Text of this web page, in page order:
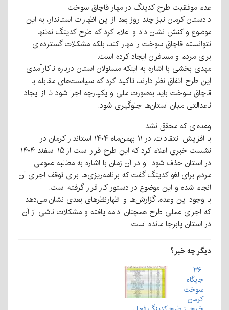
عدم موفقیت طرح کدینگ در مهار قاچاق سوخت
دادستان کرمان نیز چند روز بعد از این اظهارات استاندار، به این
موضوع واکنش نشان داد و اعلام کرد که طرح کدینگ نه‌تنها
نتوانسته قاچاق سوخت را مهار کند، بلکه مشکلات گسترده‌ای
برای مردم و مسافران ایجاد کرده است.
مهدی بخشی با اشاره به اینکه مسئولان استان درباره ناکارآمدی
این طرح اتفاق نظر دارند، تأکید کرد که سیاست‌های مقابله با
قاچاق سوخت باید به‌صورت ملی و یکپارچه اجرا شود تا از ایجاد
ناعدالتی میان استان‌ها جلوگیری شود.
وعده‌ای که محقق نشد
با افزایش انتقادات، در ۱۱ بهمن‌ماه ۱۴۰۴ استاندار کرمان در
نشست خبری اعلام کرد که این طرح قرار است از ۱۵ اسفند ۱۴۰۴
در استان حذف شود. او در آن زمان با اشاره به مطالبه عمومی
مردم برای لغو کدینگ گفت که برنامه‌ریزی‌ها برای توقف اجرای آن
انجام شده و این موضوع در دستور کار قرار گرفته است.
با وجود این وعده، گزارش‌ها و اظهارنظرهای بعدی نشان می‌دهد
که اجرای عملی طرح همچنان ادامه یافته و مشکلات ناشی از آن
در استان پابرجا مانده است.
دیگر چه خبر؟
۳۶
جایگاه
سوخت
کرمان